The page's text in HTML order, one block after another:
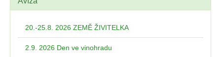
20.-25.8. 2026 ZEMĚ ŽIVITELKA
2.9. 2026 Den ve vinohradu